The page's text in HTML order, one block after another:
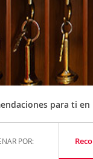
para ti en
POR: